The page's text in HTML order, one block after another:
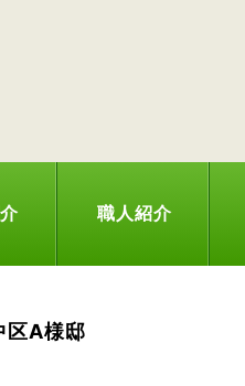
職人紹介
区A様邸